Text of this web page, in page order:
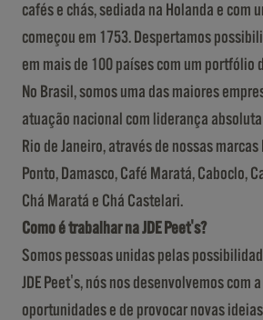
cafés e chás, sediada na Holanda e com
começou em 1753. Despertamos
em mais de 100 países com um portfólio
No Brasil, somos uma das maiores
atuação nacional com liderança absoluta
Rio de Janeiro, através de nossas marcas
Ponto, Damasco, Café Maratá, Caboclo,
Chá Maratá e Chá Castelari.
Como é trabalhar na JDE Peet's?
Somos pessoas unidas pelas
JDE Peet's, nós nos desenvolvemos com
oportunidades e de provocar novas